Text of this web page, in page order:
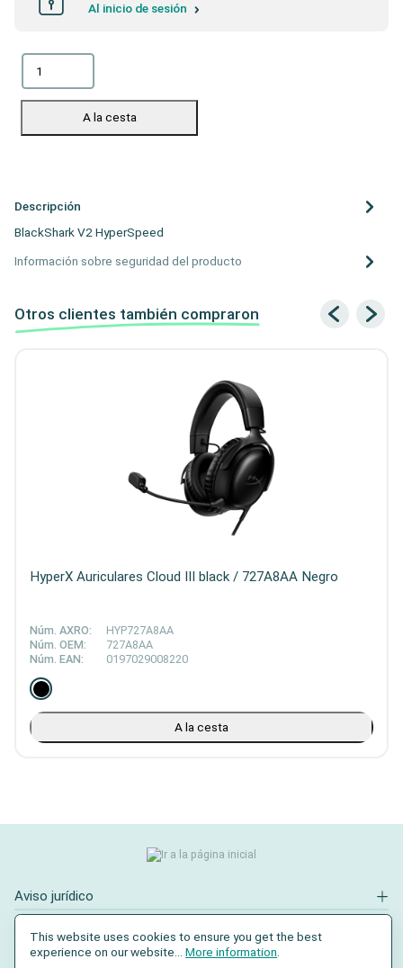
Al inicio de sesión
A la cesta
Descripción
BlackShark V2 HyperSpeed
Información sobre seguridad del producto
Otros clientes también compraron
HyperX Auriculares Cloud III black / 727A8AA Negro
Núm. AXRO:
HYP727A8AA
Núm. OEM:
727A8AA
Núm. EAN:
0197029008220
A la cesta
Aviso jurídico
Contacto
This website uses cookies to ensure you get the best
experience on our website... More information